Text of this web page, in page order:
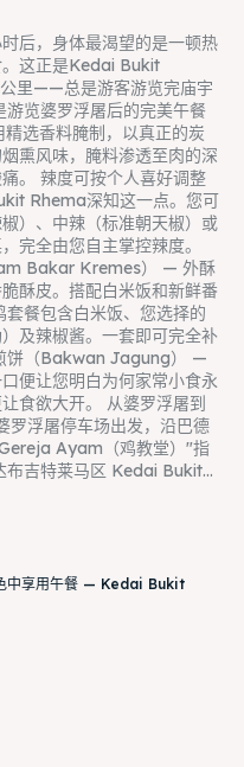
后，身体最渴望的是一顿热
。这正是Kedai Bukit
里——总是游客游览完庙宇
览婆罗浮屠后的完美午餐
选香料腌制，以真正的炭
熏风味，腌料渗透至肉的深
。 辣度可按个人喜好调整
Rhema深知这一点。您可
）、中辣（标准朝天椒）或
完全由您自主掌控辣度。
Bakar Kremes） — 外酥
酥皮。搭配白米饭和新鲜番
餐包含白米饭、您选择的
及辣椒酱。一套即可完全补
饼（Bakwan Jagung） —
便让您明白为何家常小食永
食欲大开。 从婆罗浮屠到
浮屠停车场出发，沿巴德
Ayam（鸡教堂）"指
布吉特莱马区 Kedai Bukit...
中享用午餐 — Kedai Bukit